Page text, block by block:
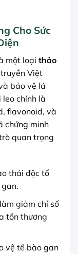
Cho Sức
một loại thảo
Việt
bảo vệ lá
chính là
flavonoid, và
chứng minh
quan trọng
thải độc tố
giảm chỉ số
tổn thương
vệ tế bào gan